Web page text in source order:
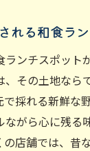
れる和食ラ
ンチスポット
、その土地なら
採れる新鮮な
ながら心に残る
の店舗では、昔